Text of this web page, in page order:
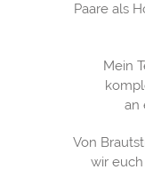
Paare als
Mein
an
Von
wir